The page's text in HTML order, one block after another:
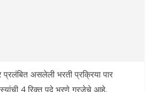
प्रलंबित असलेली भरती प्रक्रिया पार
4 रिक्त पदे भरणे गरजेचे आहे.